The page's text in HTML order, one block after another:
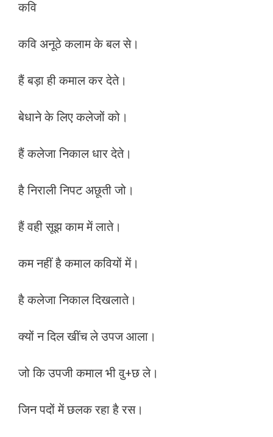
कवि
कवि अनूठे कलाम के बल से।
हैं बड़ा ही कमाल कर देते।
बेधाने के लिए कलेजों को।
हैं कलेजा निकाल धार देते।
है निराली निपट अछूती जो।
हैं वही सूझ काम में लाते।
कम नहीं है कमाल कवियों में।
है कलेजा निकाल दिखलाते।
क्यों न दिल खींच ले उपज आला।
जो कि उपजी कमाल भी वु+छ ले।
जिन पदों में छलक रहा है रस।